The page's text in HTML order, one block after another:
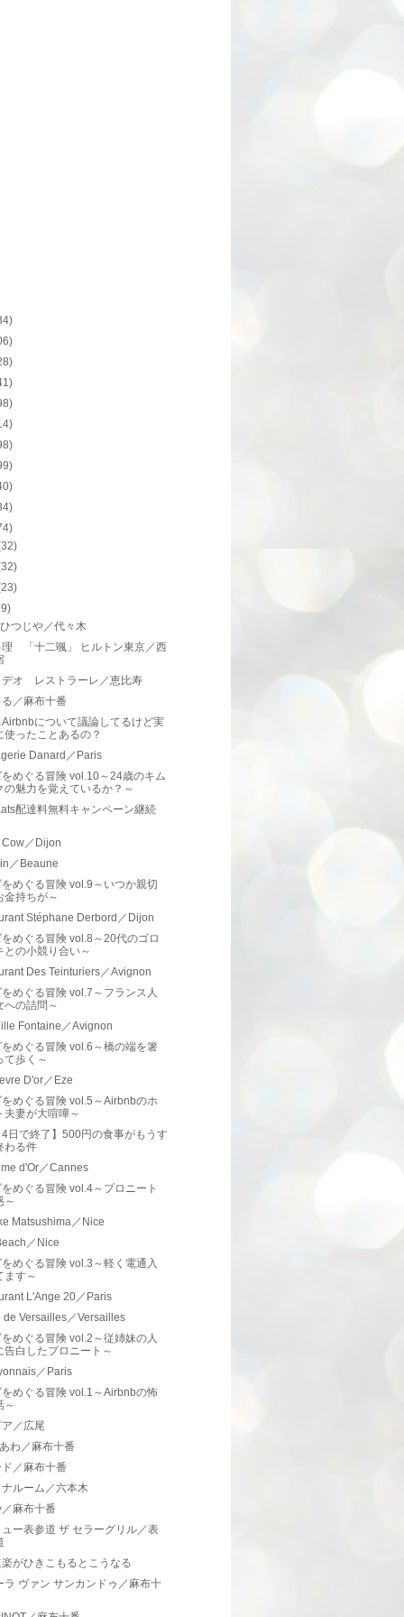
つじや／代々木
理 「十二颯」 ヒルトン東京／西
デオ レストラーレ／恵比寿
／麻布十番
について議論してるけど実
使ったことあるの？
Danard／Paris
めぐる冒険 vol.10～24歳のキム
の魅力を覚えているか？～
配達料無料キャンペーン継続
／Dijon
／Beaune
めぐる冒険 vol.9～いつか親切
金持ちが～
Stéphane Derbord／Dijon
めぐる冒険 vol.8～20代のゴロ
との小競り合い～
Des Teinturiers／Avignon
めぐる冒険 vol.7～フランス人
への詰問～
Fontaine／Avignon
めぐる冒険 vol.6～橋の端を箸
て歩く～
D'or／Eze
めぐる冒険 vol.5～Airbnbのホ
夫妻が大喧嘩～
日で終了】500円の食事がもうす
わる件
d'Or／Cannes
めぐる冒険 vol.4～プロニート
～
Matsushima／Nice
／Nice
めぐる冒険 vol.3～軽く電通入
ます～
L'Ange 20／Paris
de Versailles／Versailles
めぐる冒険 vol.2～従姉妹の人
告白したプロニート～
／Paris
めぐる冒険 vol.1～Airbnbの怖
～
／広尾
わ／麻布十番
／麻布十番
ルーム／六本木
麻布十番
ー表参道 ザ セラーグリル／表
がひきこもるとこうなる
ラ ヴァン サンカンドゥ／麻布十